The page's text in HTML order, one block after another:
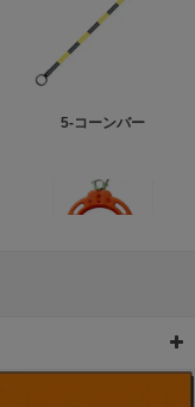
5-コーンバー
ンス